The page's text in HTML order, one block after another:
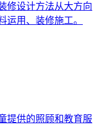
修设计方法从大方向
运用、装修施工。
提供的照顾和教育服